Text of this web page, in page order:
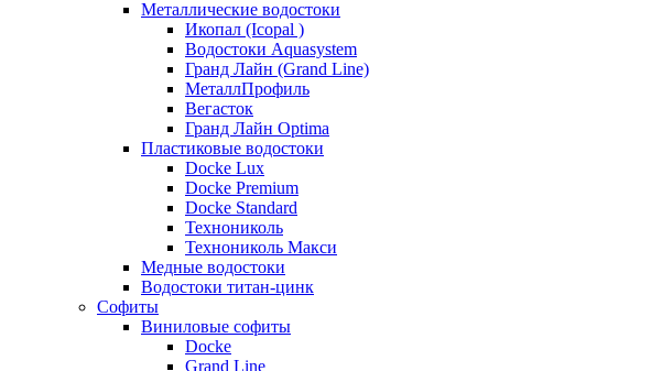
Металлические водостоки
Икопал (Icopal )
Водостоки Aquasystem
Гранд Лайн (Grand Line)
МеталлПрофиль
Вегасток
Гранд Лайн Optima
Пластиковые водостоки
Docke Lux
Docke Premium
Docke Standard
Технониколь
Технониколь Макси
Медные водостоки
Водостоки титан-цинк
Софиты
Виниловые софиты
Docke
Grand Line